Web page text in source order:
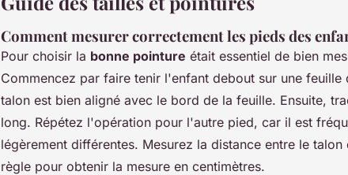
Comment mesurer correctement les pieds des
Pour choisir la bonne pointure était essentiel de bien
Commencez par faire tenir l'enfant debout sur une
talon est bien aligné avec le bord de la feuille. Ensuite,
long. Répétez l'opération pour l'autre pied, car il est
légèrement différentes. Mesurez la distance entre le
règle pour obtenir la mesure en centimètres.